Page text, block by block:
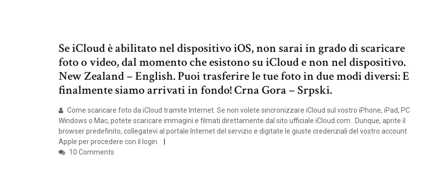
Se iCloud è abilitato nel dispositivo iOS, non sarai in grado di scaricare
foto o video, dal momento che esistono su iCloud e non nel dispositivo.
New Zealand – English. Puoi trasferire le tue foto in due modi diversi: E
finalmente siamo arrivati in fondo! Crna Gora – Srpski.
Come scaricare foto da iCloud tramite Internet. Se non volete sincronizzare iCloud sul vostro iPhone, iPad, PC
Windows o Mac, potete scaricare immagini e filmati direttamente dal sito ufficiale iCloud.com.. Dunque, aprite il
browser predefinito, collegatevi al portale Internet del servizio e digitate le giuste credenziali del vostro account
Apple per procedere con il login.
10 Comments